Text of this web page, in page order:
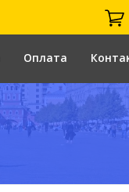
Оплата